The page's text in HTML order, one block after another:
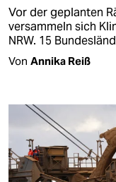
Vor der geplanten
versammeln sich
NRW. 15
Von Annika Reiß